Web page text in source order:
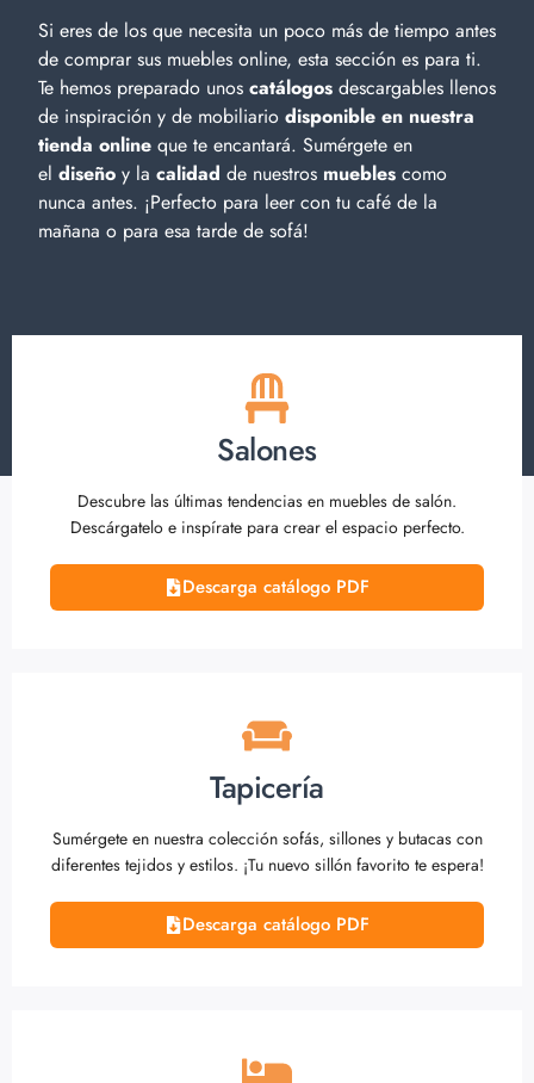
Si eres de los que necesita un poco más de tiempo antes
de comprar sus muebles online, esta sección es para ti.
Te hemos preparado unos catálogos descargables llenos
de inspiración y de mobiliario disponible en nuestra
tienda online que te encantará. Sumérgete en
el diseño y la calidad de nuestros muebles como
nunca antes. ¡Perfecto para leer con tu café de la
mañana o para esa tarde de sofá!
Salones
Descubre las últimas tendencias en muebles de salón.
Descárgatelo e inspírate para crear el espacio perfecto.
Descarga catálogo PDF
Tapicería
Sumérgete en nuestra colección sofás, sillones y butacas con
diferentes tejidos y estilos. ¡Tu nuevo sillón favorito te espera!
Descarga catálogo PDF